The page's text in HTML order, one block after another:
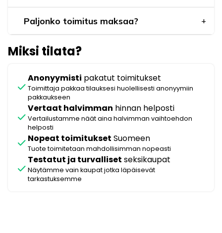
Paljonko toimitus maksaa?
Miksi tilata?
check
Anonyymisti pakatut toimitukset
Toimittaja pakkaa tilauksesi huolellisesti anonyymiin
pakkaukseen
check
Vertaat halvimman hinnan helposti
Vertailustamme näät aina halvimman vaihtoehdon
helposti
check Nopeat toimitukset Suomeen
Tuote toimitetaan mahdollisimman nopeasti
check
Testatut ja turvalliset seksikaupat
Näytämme vain kaupat jotka läpäisevät
tarkastuksemme